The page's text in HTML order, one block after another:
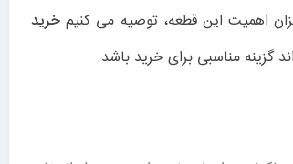
اهمیت این قطعه، توصیه می کنیم خرید